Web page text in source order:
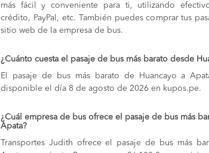
más fácil y conveniente para ti, utilizando
crédito, PayPal, etc. También puedes comprar tus
sitio web de la empresa de bus.
¿Cuánto cuesta el pasaje de bus más barato desde
El pasaje de bus más barato de Huancayo a
disponible el día 8 de agosto de 2026 en kupos.pe.
¿Cuál empresa de bus ofrece el pasaje de bus más
Apata?
Transportes Judith ofrece el pasaje de bus más